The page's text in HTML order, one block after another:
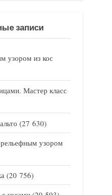
записи
узором из кос
Мастер класс
(27 630)
узором
(20 756)